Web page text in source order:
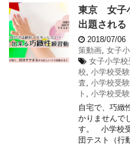
東京 女子
出題される
2018/07/06
策動画 女子
女子小学
校 小学校受
査 小学校受
ト
小学校受
自宅で、巧緻
かりませんで
す。 小学校
団テスト（行